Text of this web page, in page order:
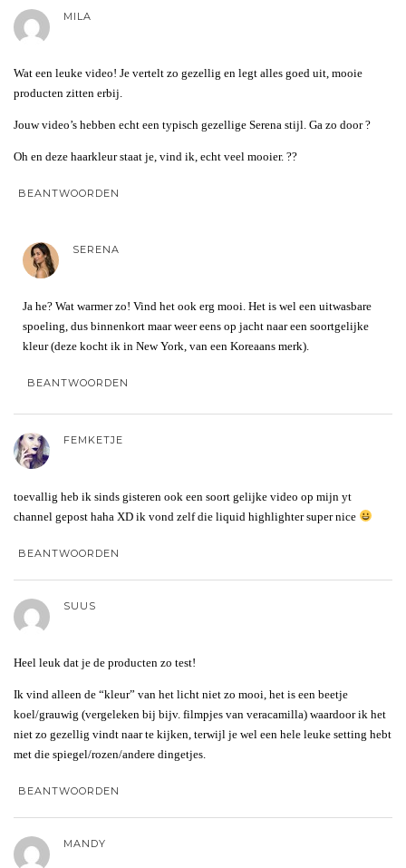
MILA
Wat een leuke video! Je vertelt zo gezellig en legt alles goed uit, mooie
producten zitten erbij.
Jouw video’s hebben echt een typisch gezellige Serena stijl. Ga zo door ?
Oh en deze haarkleur staat je, vind ik, echt veel mooier. ??
BEANTWOORDEN
SERENA
Ja he? Wat warmer zo! Vind het ook erg mooi. Het is wel een uitwasbare
spoeling, dus binnenkort maar weer eens op jacht naar een soortgelijke
kleur (deze kocht ik in New York, van een Koreaans merk).
BEANTWOORDEN
FEMKETJE
toevallig heb ik sinds gisteren ook een soort gelijke video op mijn yt
channel gepost haha XD ik vond zelf die liquid highlighter super nice
BEANTWOORDEN
SUUS
Heel leuk dat je de producten zo test!
Ik vind alleen de “kleur” van het licht niet zo mooi, het is een beetje
koel/grauwig (vergeleken bij bijv. filmpjes van veracamilla) waardoor ik het
niet zo gezellig vindt naar te kijken, terwijl je wel een hele leuke setting hebt
met die spiegel/rozen/andere dingetjes.
BEANTWOORDEN
MANDY